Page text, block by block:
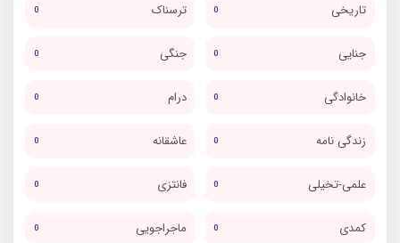
تاریخی 0 ترسناک 0
جنایی 0 جنگی 0
خانوادگی 0 درام 0
زندگی نامه 0 عاشقانه 0
علمی-تخیلی 0 فانتزی 0
کمدی 0 ماجراجویی 0